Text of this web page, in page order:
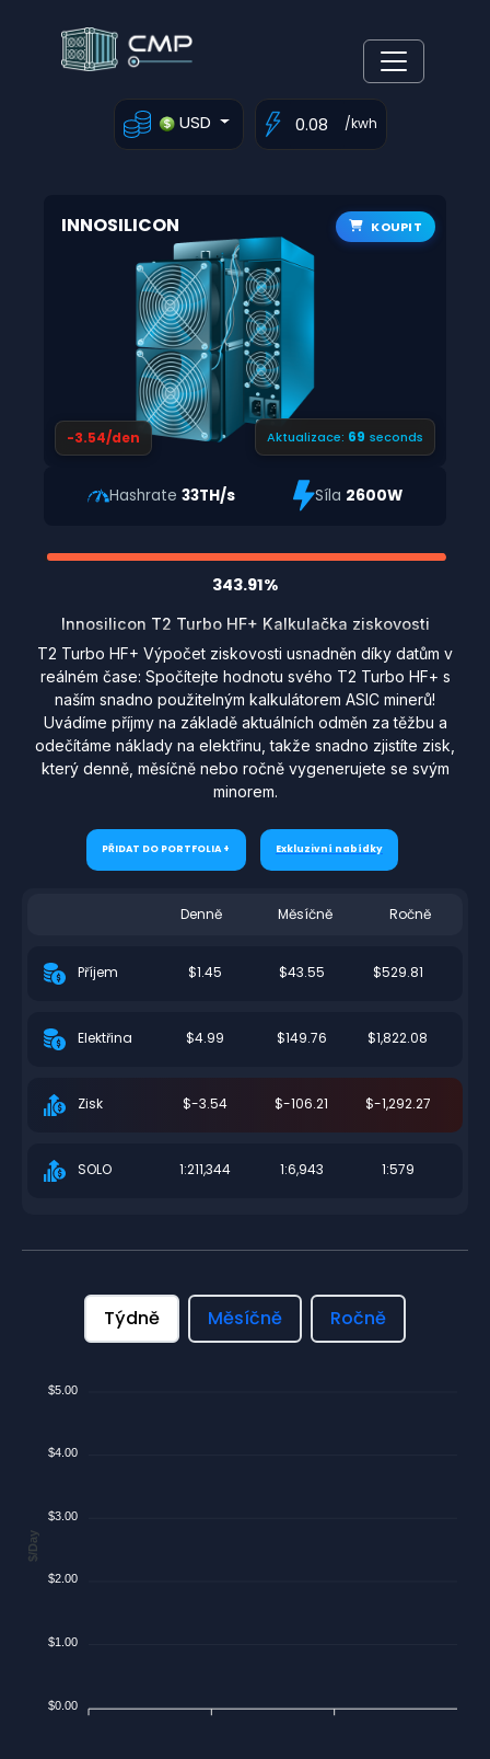
USD /kwh
KOUPIT
-3.54/den
INNOSILICON
Aktualizace: 68 seconds
Hashrate 33TH/s Síla 2600W
343.91%
Innosilicon T2 Turbo HF+ Kalkulačka ziskovosti
T2 Turbo HF+ Výpočet ziskovosti usnadněn díky datům v
reálném čase: Spočítejte hodnotu svého T2 Turbo HF+ s
naším snadno použitelným kalkulátorem ASIC minerů!
Uvádíme příjmy na základě aktuálních odměn za těžbu a
odečítáme náklady na elektřinu, takže snadno zjistíte zisk,
který denně, měsíčně nebo ročně vygenerujete se svým
minorem.
PŘIDAT DO PORTFOLIA + Exkluzivní nabídky
Denně Měsíčně Ročně
Příjem $1.45 $43.55 $529.81
Elektřina $4.99 $149.76 $1,822.08
Zisk $-3.54 $-106.21 $-1,292.27
SOLO 1:211,344 1:6,943 1:579
Týdně Měsíčně Ročně
$5.00
$4.00
$3.00
$2.00
$1.00
$0.00
$/Day